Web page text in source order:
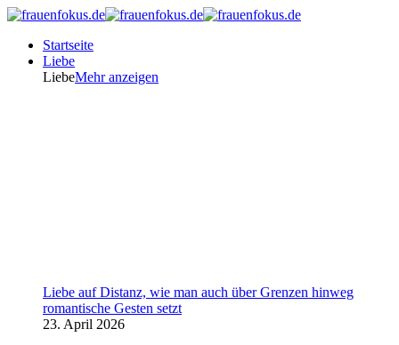
Startseite
Liebe
LiebeMehr anzeigen
Liebe auf Distanz, wie man auch über Grenzen hinweg
romantische Gesten setzt
23. April 2026